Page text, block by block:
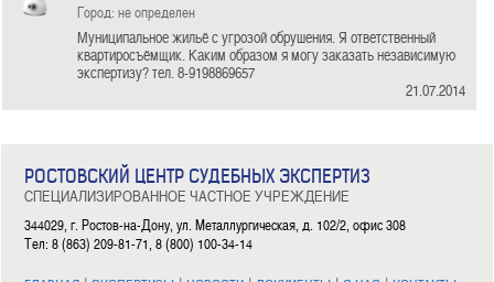
Город: не определен
Муниципальное жильё с угрозой обрушения. Я ответственный
квартиросъёмщик. Каким образом я могу заказать независимую
экспертизу? тел. 8-9198869657
21.07.2014
РОСТОВСКИЙ ЦЕНТР СУДЕБНЫХ ЭКСПЕРТИЗ
СПЕЦИАЛИЗИРОВАННОЕ ЧАСТНОЕ УЧРЕЖДЕНИЕ
344029, г. Ростов-на-Дону, ул. Металлургическая, д. 102/2, офис 308
Тел: 8 (863) 209-81-71, 8 (800) 100-34-14